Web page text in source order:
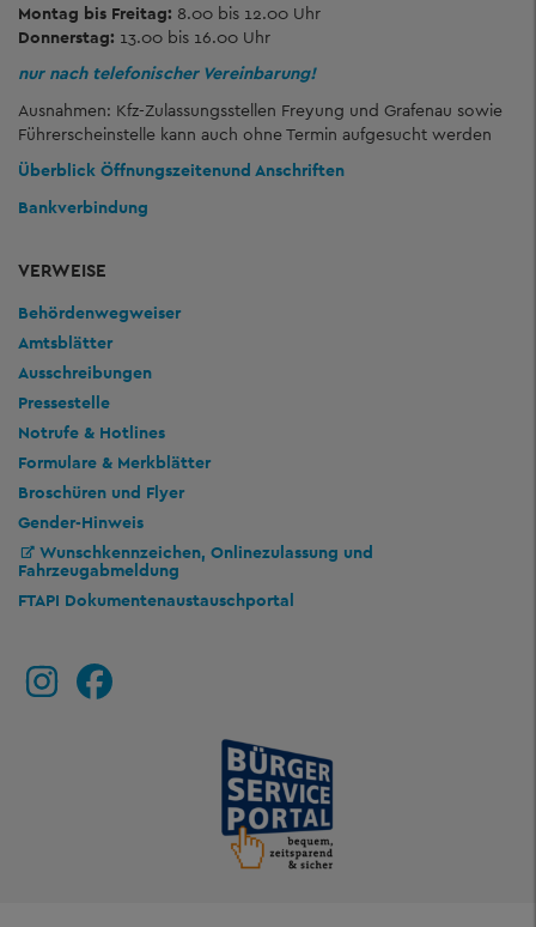
Montag bis Freitag: 8.00 bis 12.00 Uhr
Donnerstag: 13.00 bis 16.00 Uhr
nur nach telefonischer Vereinbarung!
Ausnahmen: Kfz-Zulassungsstellen Freyung und Grafenau sowie
Führerscheinstelle kann auch ohne Termin aufgesucht werden
Überblick Öffnungszeitenund Anschriften
Bankverbindung
VERWEISE
Behördenwegweiser
Amtsblätter
Ausschreibungen
Pressestelle
Notrufe & Hotlines
Formulare & Merkblätter
Broschüren und Flyer
Gender-Hinweis
Wunschkennzeichen, Onlinezulassung und
Fahrzeugabmeldung
FTAPI Dokumentenaustauschportal